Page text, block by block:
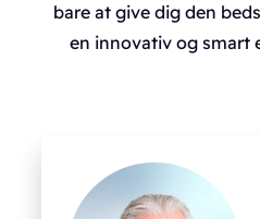
bare at give dig den
en innovativ og smart